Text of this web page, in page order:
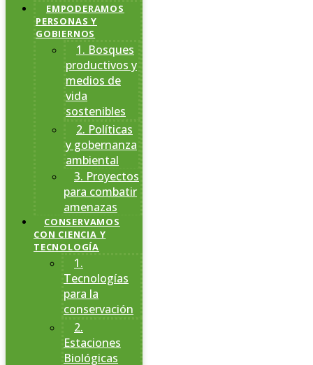
EMPODERAMOS
PERSONAS Y
GOBIERNOS
1. Bosques
productivos y
medios de
vida
sostenibles
2. Políticas
y gobernanza
ambiental
3. Proyectos
para combatir
amenazas
CONSERVAMOS
CON CIENCIA Y
TECNOLOGÍA
1.
Tecnologías
para la
conservación
2.
Estaciones
Biológicas